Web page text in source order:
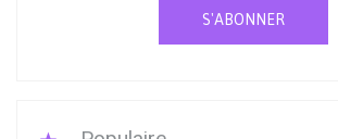
S'ABONNER